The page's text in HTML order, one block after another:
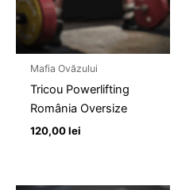
Mafia Ovăzului
Tricou Powerlifting
România Oversize
120,00lei